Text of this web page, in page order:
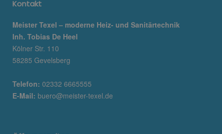
Kontakt
Meister Texel – moderne Heiz- und Sanitärtechnik
Inh. Tobias De Heel
Kölner Str. 110
58285 Gevelsberg
Telefon: 02332 6665555
E-Mail: buero@meister-texel.de